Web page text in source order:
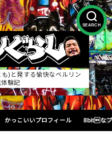
SEARCH
)と発する愉快なベルリン
験記
かっこいいプロフィール 8bitな